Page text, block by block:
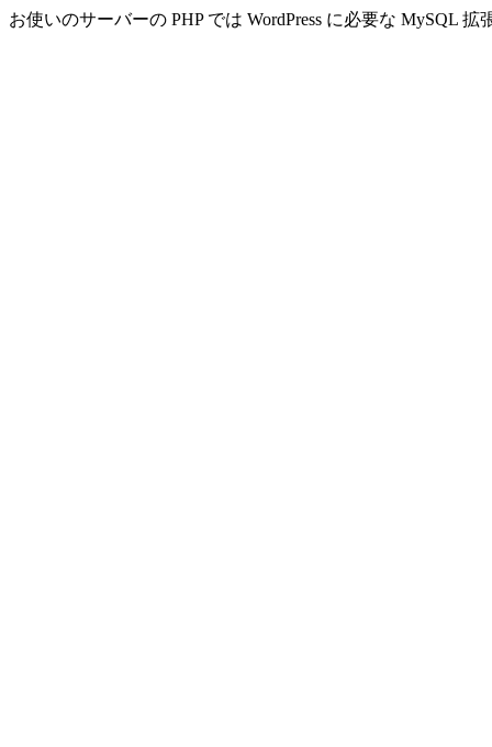
お使いのサーバーの PHP では WordPress に必要な MySQL